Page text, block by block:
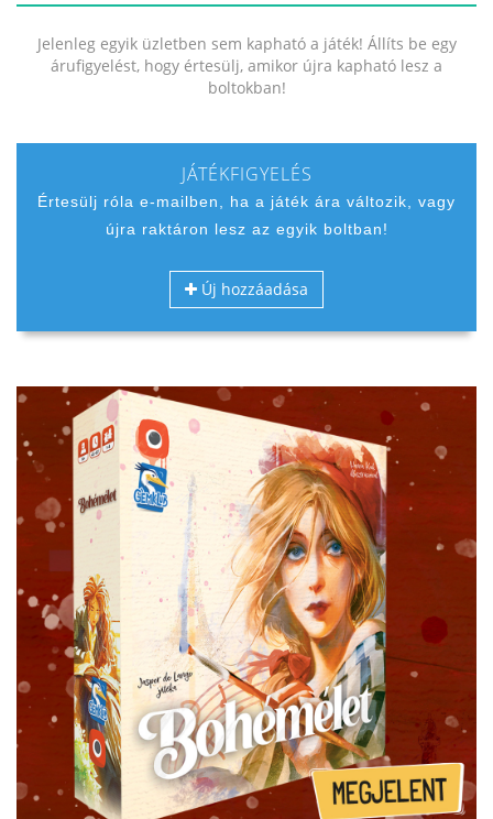
Jelenleg egyik üzletben sem kapható a játék! Állíts be egy
árufigyelést, hogy értesülj, amikor újra kapható lesz a
boltokban!
JÁTÉKFIGYELÉS
Értesülj róla e-mailben, ha a játék ára változik, vagy
újra raktáron lesz az egyik boltban!
Új hozzáadása